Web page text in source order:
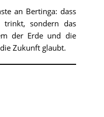
an Bertinga: dass
sondern das
der Erde und die
Zukunft glaubt.